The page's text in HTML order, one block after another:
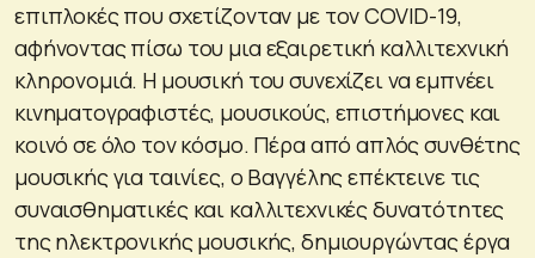
επιπλοκές που σχετίζονταν με τον COVID-19,
αφήνοντας πίσω του μια εξαιρετική καλλιτεχνική
κληρονομιά. Η μουσική του συνεχίζει να εμπνέει
κινηματογραφιστές, μουσικούς, επιστήμονες και
κοινό σε όλο τον κόσμο. Πέρα από απλός συνθέτης
μουσικής για ταινίες, ο Βαγγέλης επέκτεινε τις
συναισθηματικές και καλλιτεχνικές δυνατότητες
της ηλεκτρονικής μουσικής, δημιουργώντας έργα